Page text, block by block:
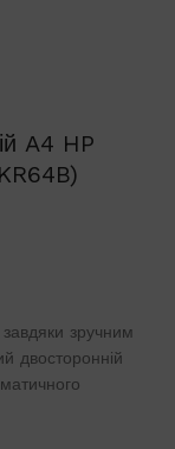
A4 HP
зручним
двосторонній